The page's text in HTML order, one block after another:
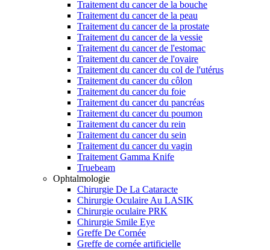
Traitement du cancer de la bouche
Traitement du cancer de la peau
Traitement du cancer de la prostate
Traitement du cancer de la vessie
Traitement du cancer de l'estomac
Traitement du cancer de l'ovaire
Traitement du cancer du col de l'utérus
Traitement du cancer du côlon
Traitement du cancer du foie
Traitement du cancer du pancréas
Traitement du cancer du poumon
Traitement du cancer du rein
Traitement du cancer du sein
Traitement du cancer du vagin
Traitement Gamma Knife
Truebeam
Ophtalmologie
Chirurgie De La Cataracte
Chirurgie Oculaire Au LASIK
Chirurgie oculaire PRK
Chirurgie Smile Eye
Greffe De Cornée
Greffe de cornée artificielle